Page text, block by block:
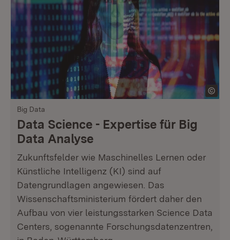
Big Data
Data Science - Expertise für Big
Data Analyse
Zukunftsfelder wie Maschinelles Lernen oder
Künstliche Intelligenz (KI) sind auf
Datengrundlagen angewiesen. Das
Wissenschaftsministerium fördert daher den
Aufbau von vier leistungsstarken Science Data
Centers, sogenannte Forschungsdatenzentren,